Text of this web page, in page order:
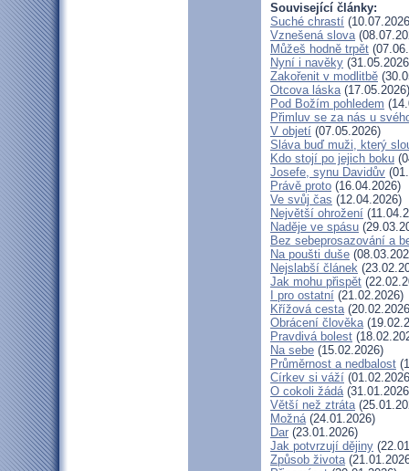
Související články:
Suché chrastí
Vznešená slova
Můžeš hodně trpět
Nyní i navěky
Zakořenit v modlitbě
Otcova láska(17.05.2026)
Pod Božím pohledem
Přimluv se za nás u
V objetí (07.05.2026)
Sláva buď muži, který
Kdo stojí po jejich boku
Josefe, synu Davidův
Právě proto (16.04.2026)
Ve svůj čas (12.04.2026)
Největší ohrožení
Naděje ve spásu
Bez sebeprosazování a
Na poušti duše
Nejslabší článek
Jak mohu přispět
I pro ostatní (21.02.2026)
Křížová cesta
Obrácení člověka
Pravdivá bolest
Na sebe (15.02.2026)
Průměrnost a nedbalost
Církev si váží
O cokoli žádá
Větší než ztráta
Možná(24.01.2026)
Dar (23.01.2026)
Jak potvrzují dějiny
Způsob života